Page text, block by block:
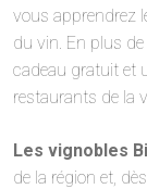
vous apprendrez
du vin. En plus
cadeau gratuit et
restaurants de la
Les vignobles
de la région et,